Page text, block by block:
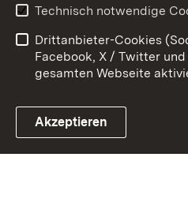
Link zum Landesportal
Barrierefreiheit
Impressum
Technisch notwendige
Drittanbieter-Cookies
Facebook, X / Twitter
gesamten Webseite
Akzeptieren